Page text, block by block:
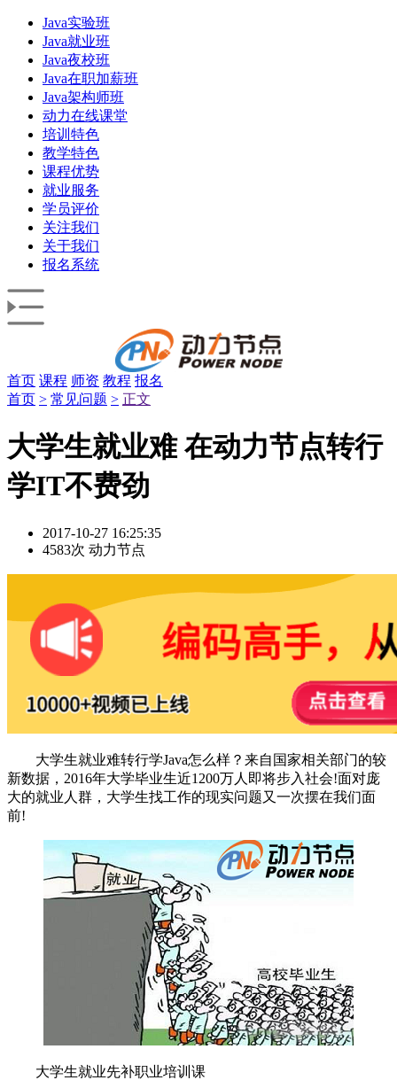
Java实验班
Java就业班
Java夜校班
Java在职加薪班
Java架构师班
动力在线课堂
培训特色
教学特色
课程优势
就业服务
学员评价
关注我们
关于我们
报名系统
首页 课程 师资 教程 报名
首页 > 常见问题 > 正文
大学生就业难 在动力节点转行
学IT不费劲
2017-10-27 16:25:35
4583次 动力节点
大学生就业难转行学Java怎么样？来自国家相关部门的较
新数据，2016年大学毕业生近1200万人即将步入社会!面对庞
大的就业人群，大学生找工作的现实问题又一次摆在我们面
前!
大学生就业先补职业培训课